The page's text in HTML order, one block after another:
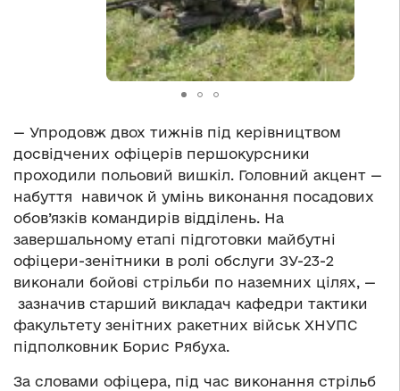
— Упродовж двох тижнів під керівництвом
досвідчених офіцерів першокурсники
проходили польовий вишкіл. Головний акцент —
набуття навичок й умінь виконання посадових
обов’язків командирів відділень. На
завершальному етапі підготовки майбутні
офіцери-зенітники в ролі обслуги ЗУ-23-2
виконали бойові стрільби по наземних цілях, —
зазначив старший викладач кафедри тактики
факультету зенітних ракетних військ ХНУПС
підполковник Борис Рябуха.
За словами офіцера, під час виконання стрільб